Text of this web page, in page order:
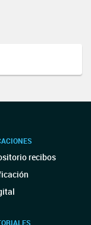
recibos